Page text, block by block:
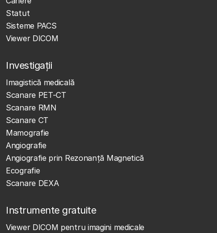
Statut
Sisteme PACS
Viewer DICOM
Investigații
Imagistică medicală
Scanare PET-CT
Scanare RMN
Scanare CT
Mamografie
Angiografie
Angiografie prin Rezonanță Magnetică
Ecografie
Scanare DEXA
Instrumente gratuite
Viewer DICOM pentru imagini medicale